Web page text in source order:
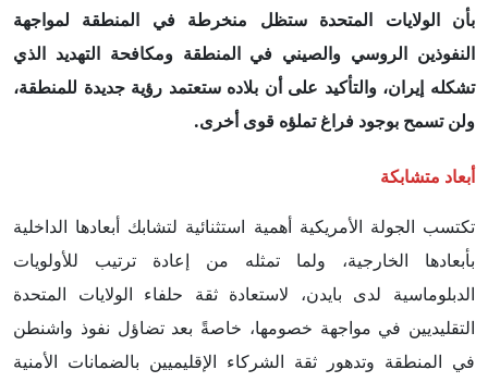
بأن الولايات المتحدة ستظل منخرطة في المنطقة لمواجهة
النفوذين الروسي والصيني في المنطقة ومكافحة التهديد الذي
تشكله إيران، والتأكيد على أن بلاده ستعتمد رؤية جديدة للمنطقة،
ولن تسمح بوجود فراغ تملؤه قوى أخرى.
أبعاد متشابكة
تكتسب الجولة الأمريكية أهمية استثنائية لتشابك أبعادها الداخلية
بأبعادها الخارجية، ولما تمثله من إعادة ترتيب للأولويات
الدبلوماسية لدى بايدن، لاستعادة ثقة حلفاء الولايات المتحدة
التقليديين في مواجهة خصومها، خاصةً بعد تضاؤل نفوذ واشنطن
في المنطقة وتدهور ثقة الشركاء الإقليميين بالضمانات الأمنية